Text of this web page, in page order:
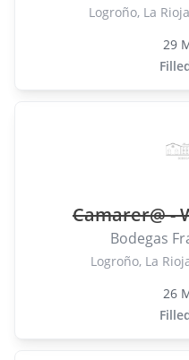
Logroño, La
29
Camarer@ -
Bodegas
Logroño, La
26